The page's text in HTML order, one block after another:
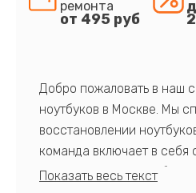
ремонта
от 495 руб
Добро пожаловать в наш
ноутбуков в Москве. Мы
восстановлении
команда включает в себя
профессионалов с